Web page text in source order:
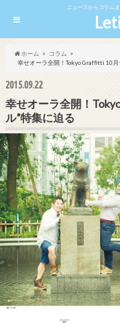
ニュースからコラム
ホーム
コラム
幸せオーラ全開！Tokyo Graffitti 10
2015.09.22
幸せオーラ全開！
ル”特集に迫る